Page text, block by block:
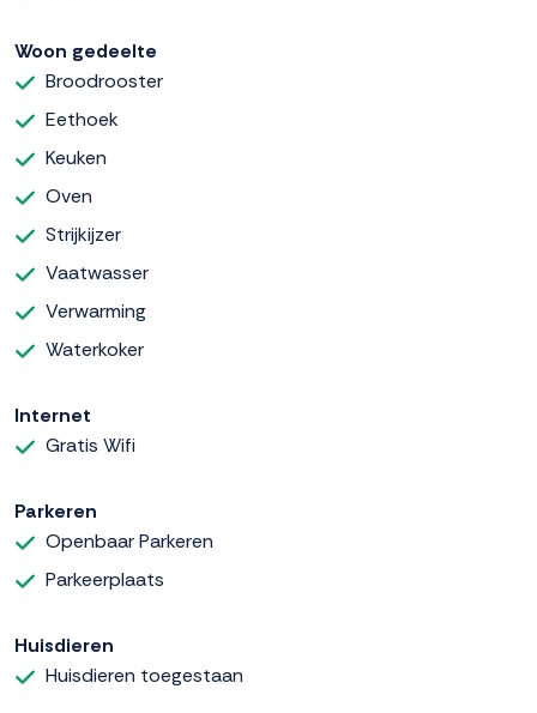
Woon gedeelte
Broodrooster
Eethoek
Keuken
Oven
Strijkijzer
Vaatwasser
Verwarming
Waterkoker
Internet
Gratis Wifi
Parkeren
Openbaar Parkeren
Parkeerplaats
Huisdieren
Huisdieren toegestaan